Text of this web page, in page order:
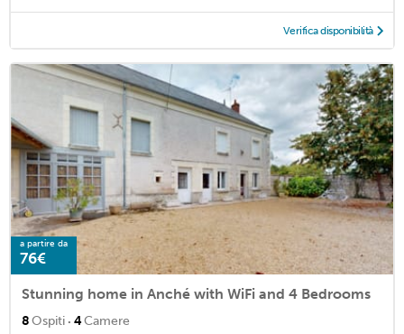
Verifica disponibilità
a partire da
76€
Stunning home in Anché with WiFi and 4 Bedrooms
8Ospiti · 4Camere